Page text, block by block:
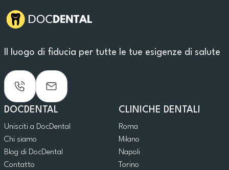
Il luogo di fiducia per tutte le tue esigenze di salute
DOCDENTAL
Unisciti a DocDental
Chi siamo
Blog di DocDental
Contatto
CLINICHE DENTALI
Roma
Milano
Napoli
Torino